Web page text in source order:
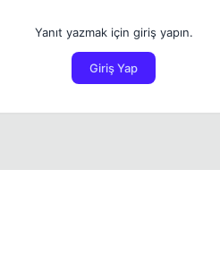
Yanıt yazmak için giriş yapın.
Giriş Yap